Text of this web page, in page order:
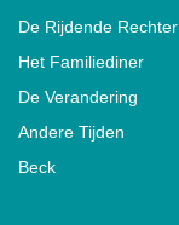
De Rijdende Rechter
Het Familiediner
De Verandering
Andere Tijden
Beck